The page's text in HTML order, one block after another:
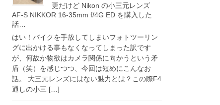
更だけど Nikon の小三元レンズ
AF-S NIKKOR 16-35mm f/4G ED を購入した
話…
はい！バイクを手放してしまいフォトツーリン
グに出かける事もなくなってしまった訳です
が、何故か物欲はカメラ関係に向かうという矛
盾（笑）を感じつつ、今回は短めにこんなお
話。 大三元レンズにはない魅力とは？この際F4
通しの小三 […]